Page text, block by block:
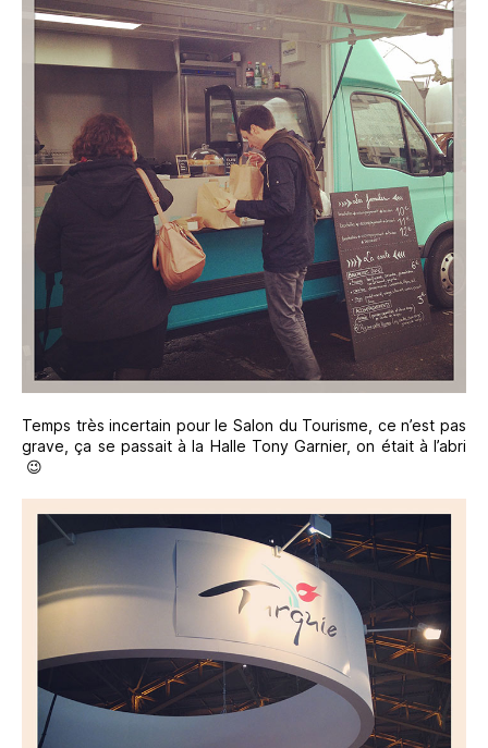
Temps très incertain pour le Salon du Tourisme, ce n’est pas
grave, ça se passait à la Halle Tony Garnier, on était à l’abri
😉